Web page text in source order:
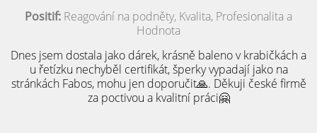
Positif: Reagování na podněty, Kvalita, Profesionalita a
Hodnota
Dnes jsem dostala jako dárek, krásně baleno v krabičkách a
u řetízku nechyběl certifikát, šperky vypadají jako na
stránkách Fabos, mohu jen doporučit🙏. Děkuji české firmě
za poctivou a kvalitní práci🤗